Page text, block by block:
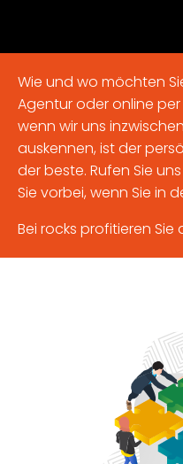
Wie und wo möchten
Agentur oder online
wenn wir uns
auskennen, ist der
der beste. Rufen Sie
Sie vorbei, wenn Sie in
Bei rocks profitieren